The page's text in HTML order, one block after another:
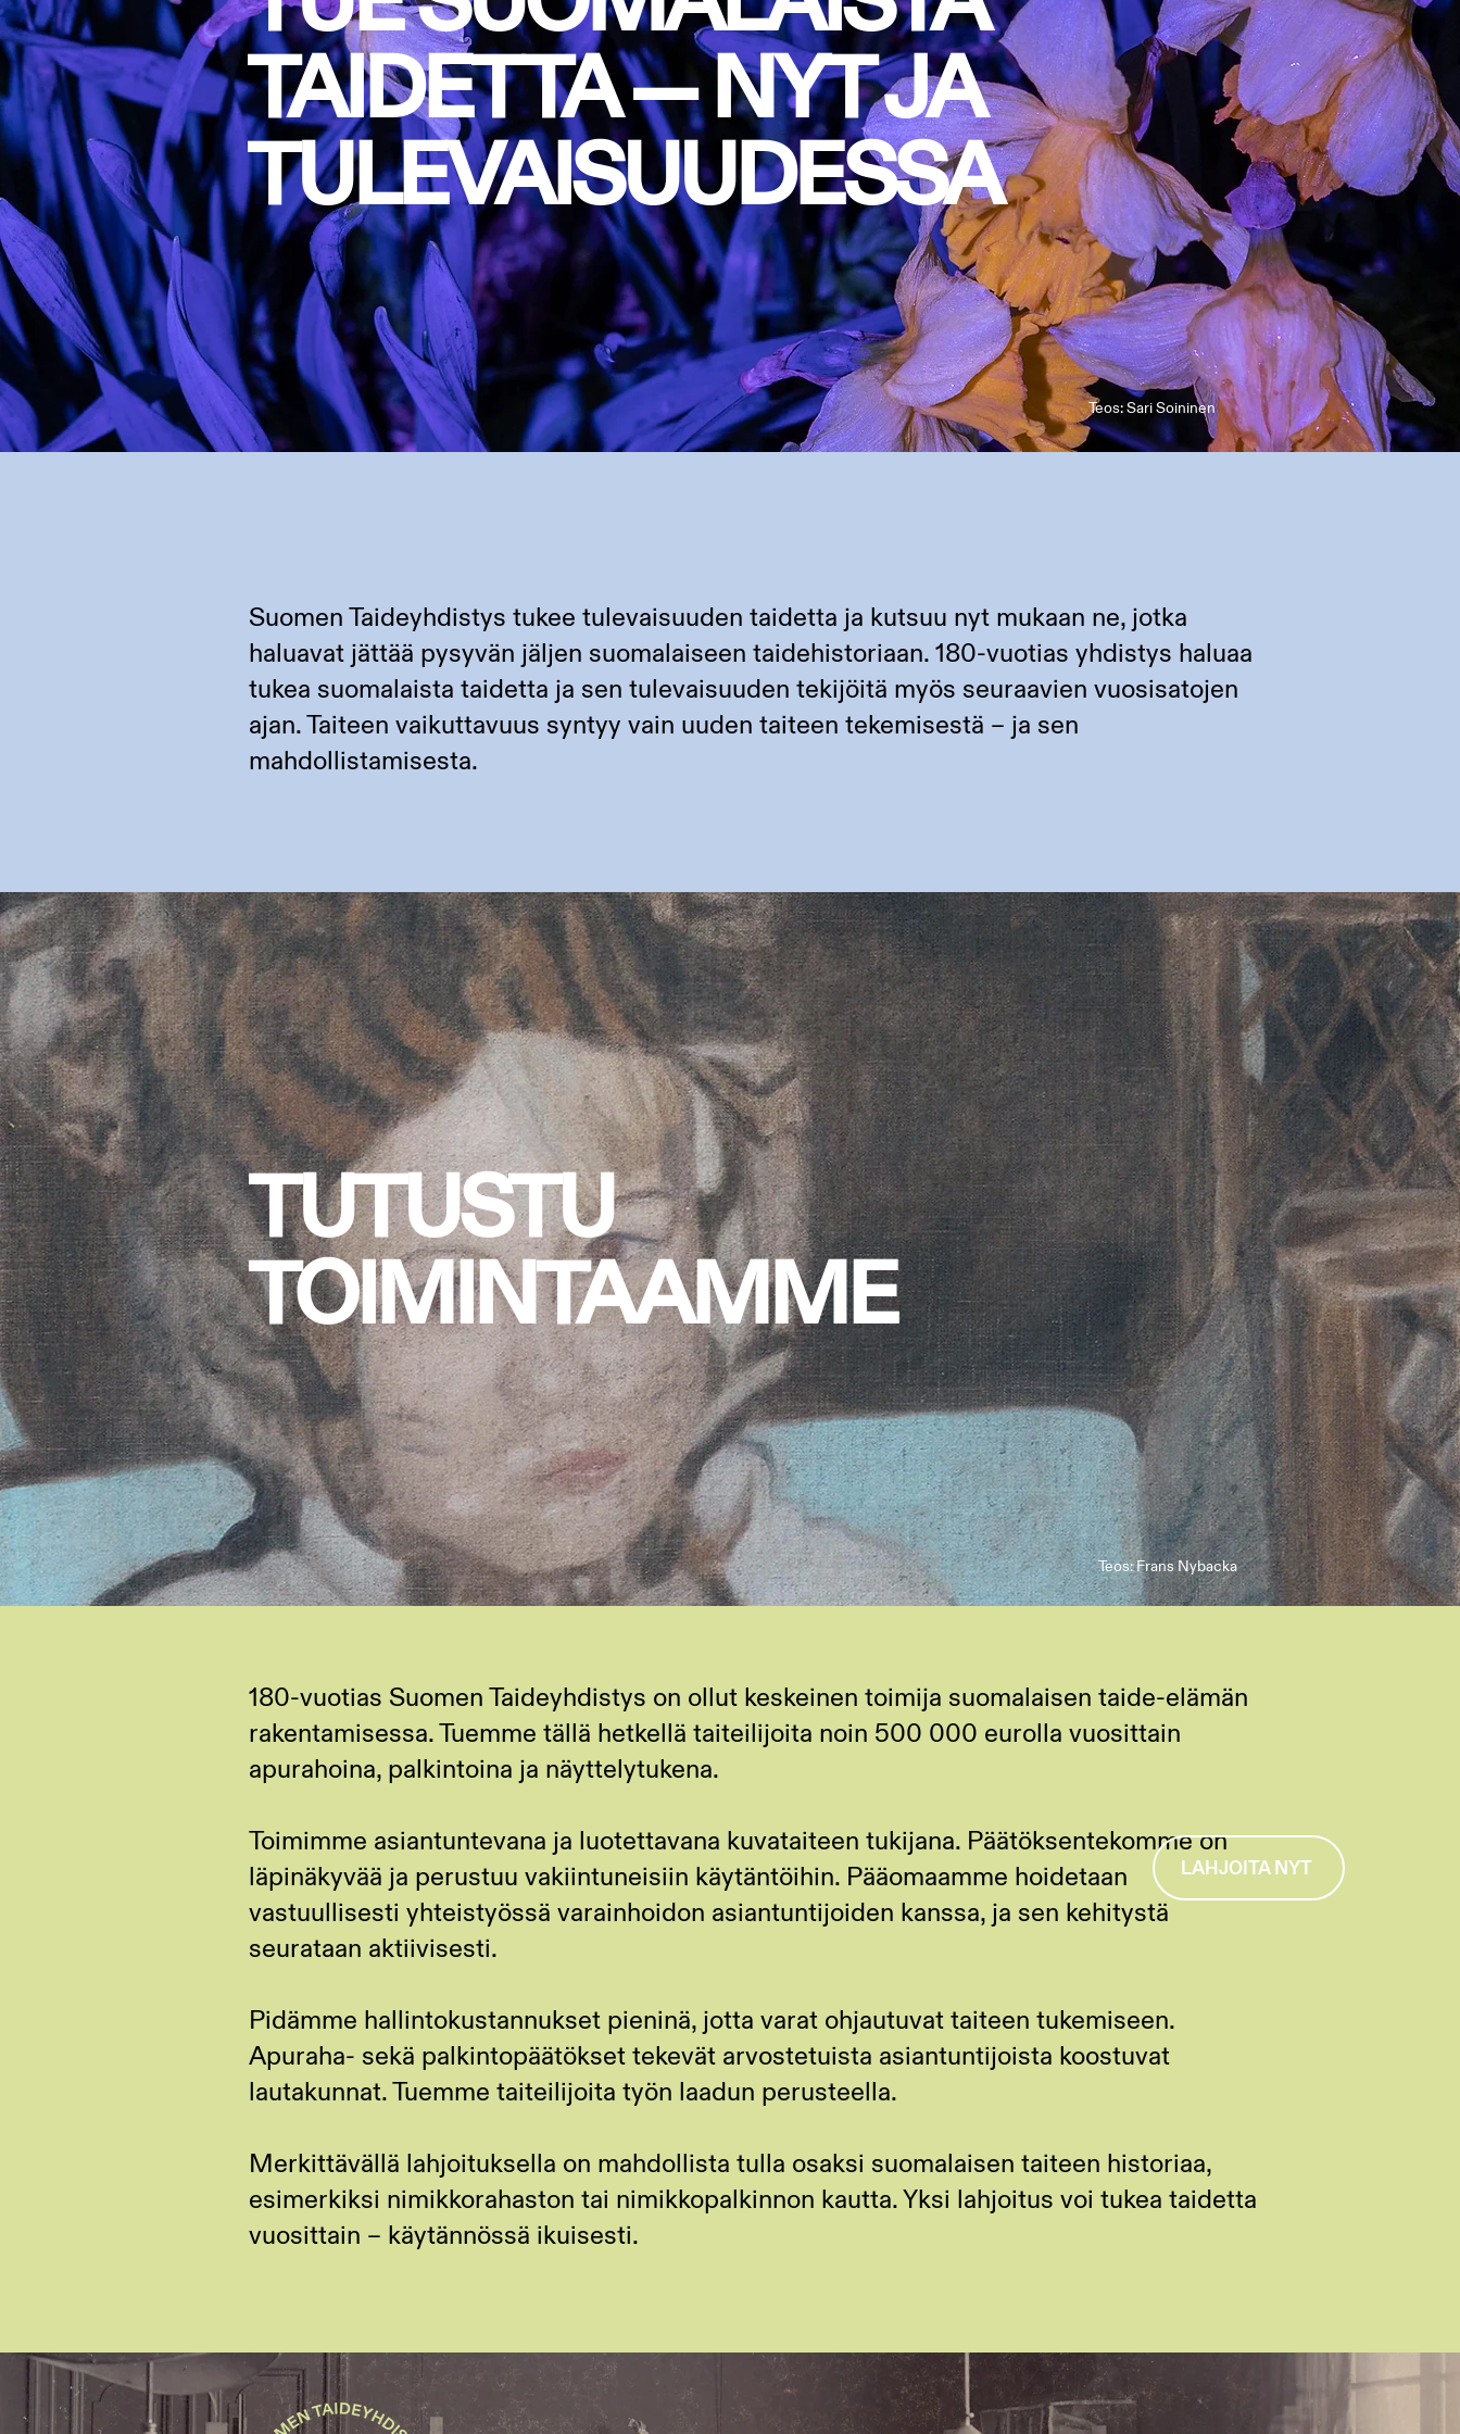
LAHJOITA NYT
TAIDETTA — NYT JA
TULEVAISUUDESSA
Teos: Sari Soininen
Suomen Taideyhdistys tukee tulevaisuuden taidetta ja kutsuu nyt mukaan ne, jotka
haluavat jättää pysyvän jäljen suomalaiseen taidehistoriaan. 180-vuotias yhdistys haluaa
tukea suomalaista taidetta ja sen tulevaisuuden tekijöitä myös seuraavien vuosisatojen
ajan. Taiteen vaikuttavuus syntyy vain uuden taiteen tekemisestä – ja sen
mahdollistamisesta.
TUTUSTU
TOIMINTAAMME
Teos: Frans Nybacka
180-vuotias Suomen Taideyhdistys on ollut keskeinen toimija suomalaisen taide-elämän
rakentamisessa. Tuemme tällä hetkellä taiteilijoita noin 500 000 eurolla vuosittain
apurahoina, palkintoina ja näyttelytukena.
Toimimme asiantuntevana ja luotettavana kuvataiteen tukijana. Päätöksentekomme on
läpinäkyvää ja perustuu vakiintuneisiin käytäntöihin. Pääomaamme hoidetaan
vastuullisesti yhteistyössä varainhoidon asiantuntijoiden kanssa, ja sen kehitystä
seurataan aktiivisesti.
Pidämme hallintokustannukset pieninä, jotta varat ohjautuvat taiteen tukemiseen.
Apuraha- sekä palkintopäätökset tekevät arvostetuista asiantuntijoista koostuvat
lautakunnat. Tuemme taiteilijoita työn laadun perusteella.
Merkittävällä lahjoituksella on mahdollista tulla osaksi suomalaisen taiteen historiaa,
esimerkiksi nimikkorahaston tai nimikkopalkinnon kautta. Yksi lahjoitus voi tukea taidetta
vuosittain – käytännössä ikuisesti.